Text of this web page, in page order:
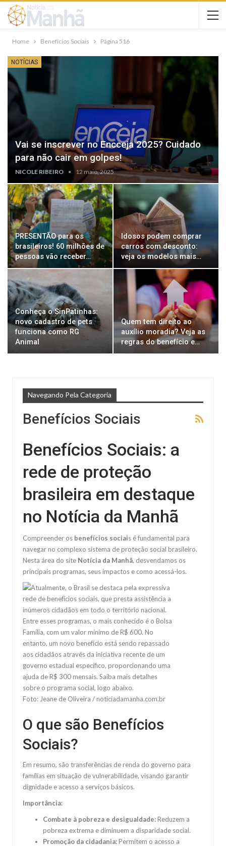
Home Benefícios Sociais Página 516
NOTÍCIAS
Vai se inscrever no Encceja 2025? Cuidado
para não cair em golpes!
NICOLE RIBEIRO 12 maio, 2025
PRESENTÃO para os
brasileiros! 60 milhões de
pessoas vão receber…
Idosos podem comprar
carros com desconto:
veja os modelos mais…
Conheça o SinPatinhas:
novo cadastro de pets
funciona como RG
Animal
Quem tem direito ao
auxílio moradia? Veja as
regras do benefício e…
Navegando Pela Categoria
Benefícios Sociais
Benefícios Sociais: a
rede de proteção
brasileira em destaque
no Notícia da Manhã
Compreender os benefícios sociais é fundamental para
navegar no complexo sistema de proteção social brasileiro.
Nesta área do site Notícia da Manhã, desvendamos os
principais programas, seus impactos e como acessá-los.
Foto: Jeane de Oliveira / noticiadamanha.com.br
O que são Benefícios
Sociais?
Em resumo, são transferências de renda do governo para
famílias em situação de vulnerabilidade, visando garantir
dignidade e acesso a serviços básicos.
Importância:
Combate à pobreza e desigualdade:Reduzem a
pobreza extrema e diminuem a disparidade social.
Promoção da cidadania:Permitem o acesso a